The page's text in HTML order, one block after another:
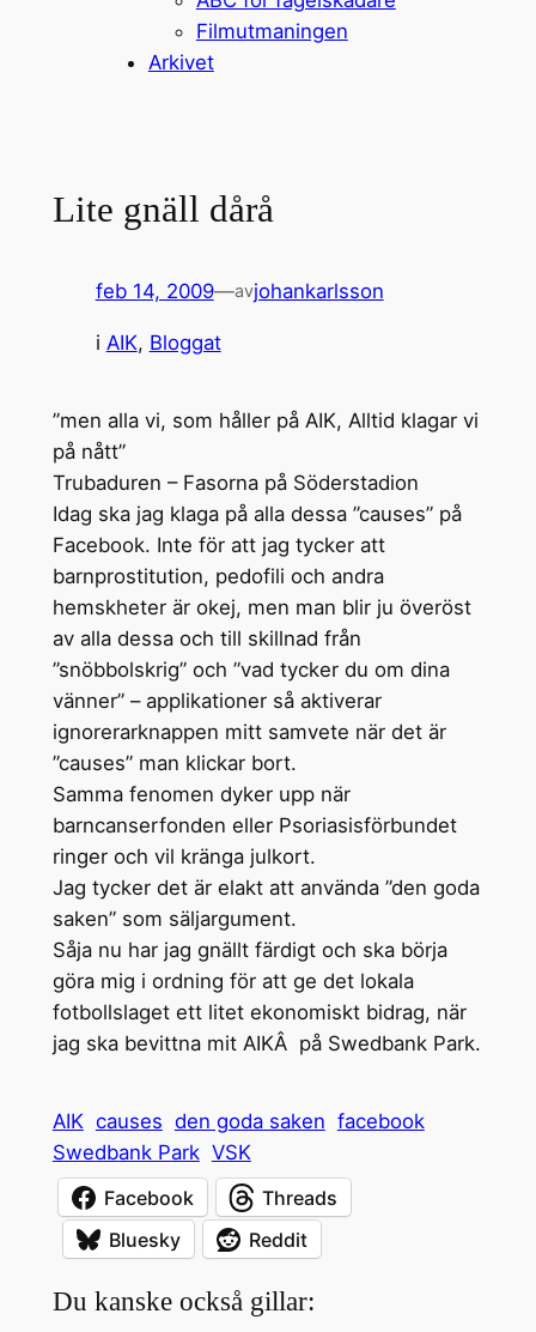
Filmutmaningen
Arkivet
Lite gnäll dårå
feb 14, 2009—avjohankarlsson
i AIK, Bloggat
”men alla vi, som håller på AIK, Alltid klagar vi
på nått”
Trubaduren – Fasorna på Söderstadion
Idag ska jag klaga på alla dessa ”causes” på
Facebook. Inte för att jag tycker att
barnprostitution, pedofili och andra
hemskheter är okej, men man blir ju överöst
av alla dessa och till skillnad från
”snöbbolskrig” och ”vad tycker du om dina
vänner” – applikationer så aktiverar
ignorerarknappen mitt samvete när det är
”causes” man klickar bort.
Samma fenomen dyker upp när
barncanserfonden eller Psoriasisförbundet
ringer och vil kränga julkort.
Jag tycker det är elakt att använda ”den goda
saken” som säljargument.
Såja nu har jag gnällt färdigt och ska börja
göra mig i ordning för att ge det lokala
fotbollslaget ett litet ekonomiskt bidrag, när
jag ska bevittna mit AIKÂ på Swedbank Park.
AIK causes den goda saken facebook
Swedbank Park VSK
Facebook
Threads
Bluesky
Reddit
Du kanske också gillar: